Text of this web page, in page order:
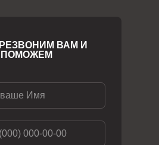
ВАМ И
ПОМОЖЕМ